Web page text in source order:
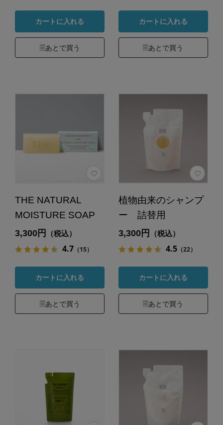
カートに入れる
あとで買う
カートに入れる
あとで買う
THE NATURAL
MOISTURE SOAP
3,300円 （税込）
4.7（15）
カートに入れる
あとで買う
植物由来のシャンプ
ー 詰替用
3,300円 （税込）
4.5（22）
カートに入れる
あとで買う